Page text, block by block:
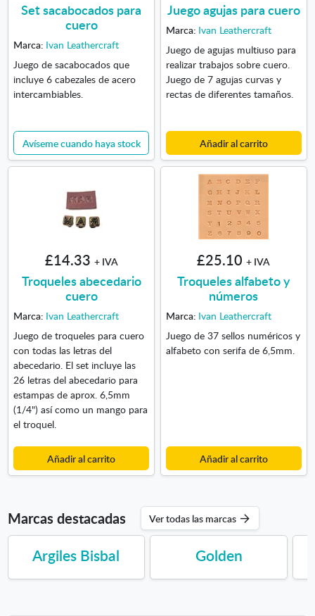
Set sacabocados para
cuero
Marca: Ivan Leathercraft
Juego de sacabocados que
incluye 6 cabezales de acero
intercambiables.
Avíseme cuando haya stock
Juego agujas para cuero
Marca: Ivan Leathercraft
Juego de agujas multiuso para
realizar trabajos sobre cuero.
Juego de 7 agujas curvas y
rectas de diferentes tamaños.
Añadir al carrito
£14.33 + IVA
Troqueles abecedario
cuero
Marca: Ivan Leathercraft
Juego de troqueles para cuero
con todas las letras del
abecedario. El set incluye las
26 letras del abecedario para
estampas de aprox. 6,5mm
(1/4") así como un mango para
el troquel.
Añadir al carrito
£25.10 + IVA
Troqueles alfabeto y
números
Marca: Ivan Leathercraft
Juego de 37 sellos numéricos y
alfabeto con serifa de 6,5mm.
Añadir al carrito
Marcas destacadas Ver todas las marcas
Argiles Bisbal Golden